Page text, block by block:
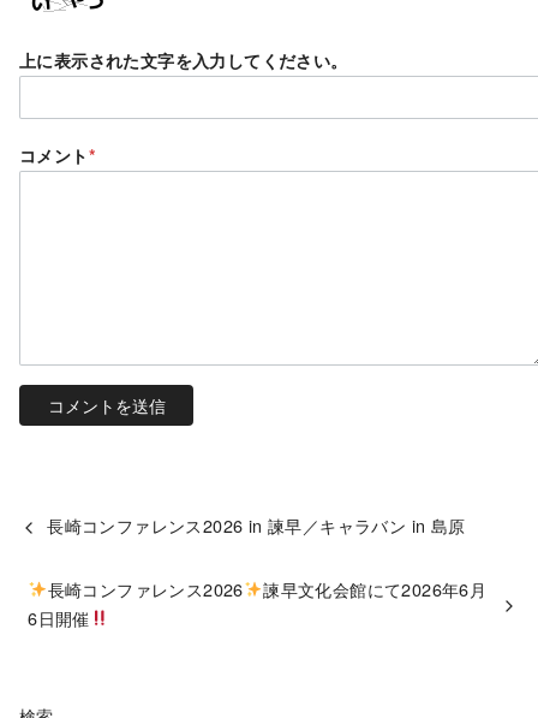
上に表示された文字を入力してください。
コメント*
長崎コンファレンス2026 in 諫早／キャラバン in 島原
長崎コンファレンス2026
諫早文化会館にて2026年6月
6日開催